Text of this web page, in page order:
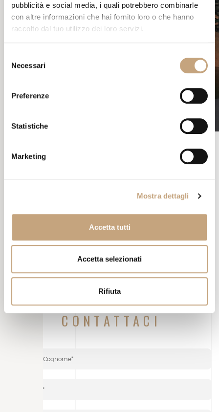
pubblicità e social media, i quali potrebbero combinarle
con altre informazioni che hai fornito loro o che hanno
raccolto dal tuo utilizzo dei loro servizi.
delNecessari
Preferenze
Statistiche
Marketing
Mostra dettagli
Accetta tutti
Accetta selezionati
Rifiuta
SALONE DELMOBILE
d’acqua, pronto a tendere un agguato alla propria preda.
Un’immagine evocativa per trasmettere come l’azienda, nella sua
nel suo settore.
CONTATTACI